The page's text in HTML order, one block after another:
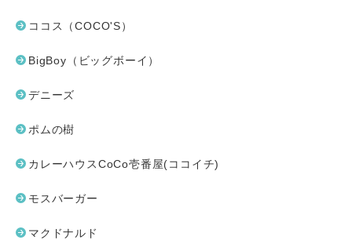
ココス（COCO'S）
BigBoy（ビッグボーイ）
デニーズ
ポムの樹
カレーハウスCoCo壱番屋(ココイチ)
モスバーガー
マクドナルド